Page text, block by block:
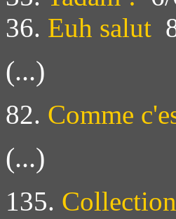
36. Euh salut
(...)
82. Comme
(...)
135.